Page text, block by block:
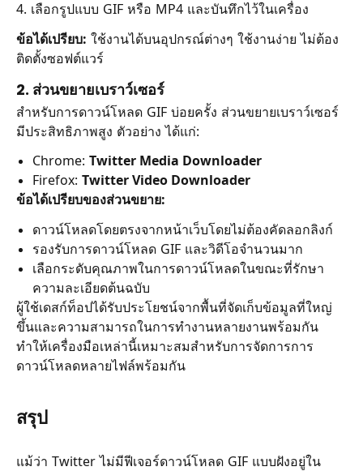
4. เลือกรูปแบบ GIF หรือ MP4 และบันทึกไว้ในเครื่อง
ข้อได้เปรียบ: ใช้งานได้บนอุปกรณ์ต่างๆ ใช้งานง่าย ไม่ต้อง
ติดตั้งซอฟต์แวร์
2. ส่วนขยายเบราว์เซอร์
สำหรับการดาวน์โหลด GIF บ่อยครั้ง ส่วนขยายเบราว์เซอร์
มีประสิทธิภาพสูง ตัวอย่าง ได้แก่:
Chrome: Twitter Media Downloader
Firefox: Twitter Video Downloader
ข้อได้เปรียบของส่วนขยาย:
ดาวน์โหลดโดยตรงจากหน้าเว็บโดยไม่ต้องคัดลอกลิงก์
รองรับการดาวน์โหลด GIF และวิดีโอจำนวนมาก
เลือกระดับคุณภาพในการดาวน์โหลดในขณะที่รักษา
ความละเอียดต้นฉบับ
ผู้ใช้เดสก์ท็อปได้รับประโยชน์จากพื้นที่จัดเก็บข้อมูลที่ใหญ่
ขึ้นและความสามารถในการทำงานหลายงานพร้อมกัน
ทำให้เครื่องมือเหล่านี้เหมาะสมสำหรับการจัดการการ
ดาวน์โหลดหลายไฟล์พร้อมกัน
สรุป
แม้ว่า Twitter ไม่มีฟีเจอร์ดาวน์โหลด GIF แบบฝังอยู่ใน